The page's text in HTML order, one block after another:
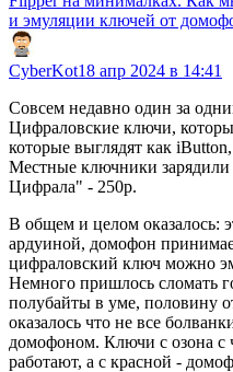
и эмуляции ключей от
CyberKot18 апр 2024 в 14:41
Совсем недавно один за
Цифраловские ключи,
которые выглядят как
Местные ключники
Цифрала" - 250р.
В общем и целом оказалось:
ардуиной, домофон
цифраловский ключ можно
Немного пришлось сломать
полубайты в уме, половину
оказалось что не все
домофоном. Ключи с озона с
работают, а с красной -